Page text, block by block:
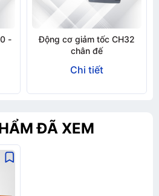
-
Động cơ giảm tốc CH32
chân đế
Chi tiết
ĐÃ XEM